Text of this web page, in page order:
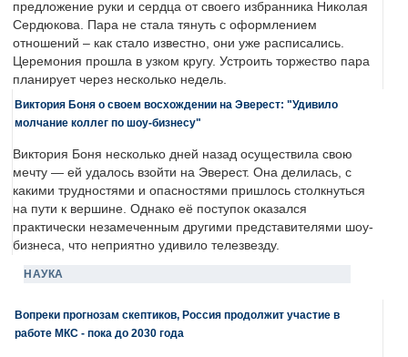
предложение руки и сердца от своего избранника Николая
Сердюкова. Пара не стала тянуть с оформлением
отношений – как стало известно, они уже расписались.
Церемония прошла в узком кругу. Устроить торжество пара
планирует через несколько недель.
Виктория Боня о своем восхождении на Эверест: "Удивило
молчание коллег по шоу-бизнесу"
Виктория Боня несколько дней назад осуществила свою
мечту — ей удалось взойти на Эверест. Она делилась, с
какими трудностями и опасностями пришлось столкнуться
на пути к вершине. Однако её поступок оказался
практически незамеченным другими представителями шоу-
бизнеса, что неприятно удивило телезвезду.
НАУКА
Вопреки прогнозам скептиков, Россия продолжит участие в
работе МКС - пока до 2030 года